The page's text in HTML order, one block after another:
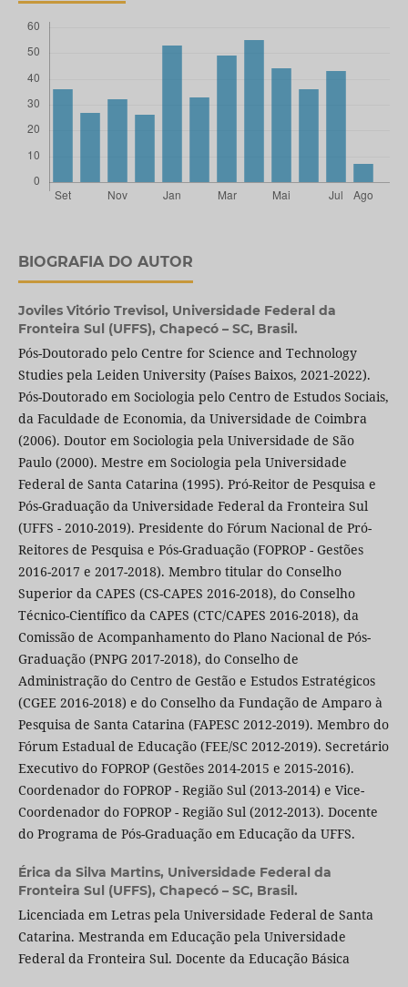
BIOGRAFIA DO AUTOR
Joviles Vitório Trevisol, Universidade Federal da
Fronteira Sul (UFFS), Chapecó – SC, Brasil.
Pós-Doutorado pelo Centre for Science and Technology
Studies pela Leiden University (Países Baixos, 2021-2022).
Pós-Doutorado em Sociologia pelo Centro de Estudos Sociais,
da Faculdade de Economia, da Universidade de Coimbra
(2006). Doutor em Sociologia pela Universidade de São
Paulo (2000). Mestre em Sociologia pela Universidade
Federal de Santa Catarina (1995). Pró-Reitor de Pesquisa e
Pós-Graduação da Universidade Federal da Fronteira Sul
(UFFS - 2010-2019). Presidente do Fórum Nacional de Pró-
Reitores de Pesquisa e Pós-Graduação (FOPROP - Gestões
2016-2017 e 2017-2018). Membro titular do Conselho
Superior da CAPES (CS-CAPES 2016-2018), do Conselho
Técnico-Científico da CAPES (CTC/CAPES 2016-2018), da
Comissão de Acompanhamento do Plano Nacional de Pós-
Graduação (PNPG 2017-2018), do Conselho de
Administração do Centro de Gestão e Estudos Estratégicos
(CGEE 2016-2018) e do Conselho da Fundação de Amparo à
Pesquisa de Santa Catarina (FAPESC 2012-2019). Membro do
Fórum Estadual de Educação (FEE/SC 2012-2019). Secretário
Executivo do FOPROP (Gestões 2014-2015 e 2015-2016).
Coordenador do FOPROP - Região Sul (2013-2014) e Vice-
Coordenador do FOPROP - Região Sul (2012-2013). Docente
do Programa de Pós-Graduação em Educação da UFFS.
Érica da Silva Martins, Universidade Federal da
Fronteira Sul (UFFS), Chapecó – SC, Brasil.
Licenciada em Letras pela Universidade Federal de Santa
Catarina. Mestranda em Educação pela Universidade
Federal da Fronteira Sul. Docente da Educação Básica